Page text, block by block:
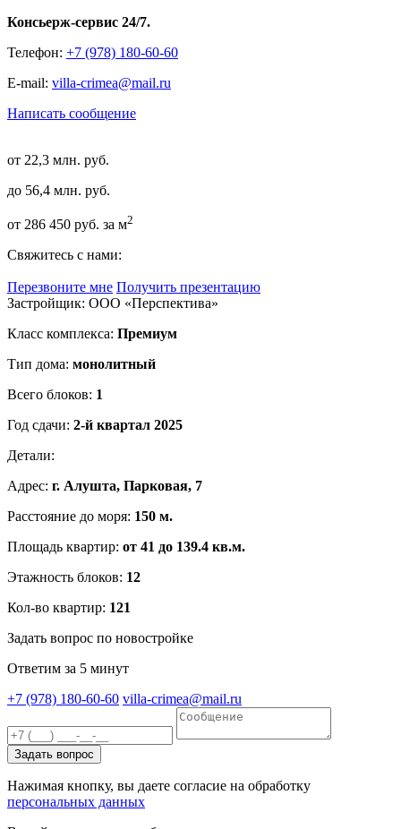
Консьерж-сервис 24/7.
Телефон: +7 (978) 180-60-60
E-mail: villa-crimea@mail.ru
Написать сообщение
от 22,3 млн. руб.
до 56,4 млн. руб.
от 286 450 руб. за м2
Свяжитесь с нами:
Перезвоните мне Получить презентацию
Застройщик: ООО «Перспектива»
Класс комплекса: Премиум
Тип дома: монолитный
Всего блоков: 1
Год сдачи: 2-й квартал 2025
Детали:
Адрес: г. Алушта, Парковая, 7
Расстояние до моря: 150 м.
Площадь квартир: от 41 до 139.4 кв.м.
Этажность блоков: 12
Кол-во квартир: 121
Задать вопрос по новостройке
Ответим за 5 минут
+7 (978) 180-60-60 villa-crimea@mail.ru
Нажимая кнопку, вы даете согласие на обработку
персональных данных